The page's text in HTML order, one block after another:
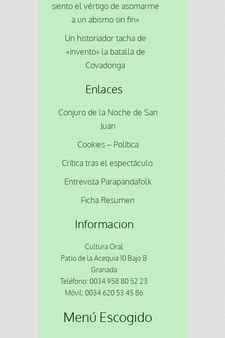
siento el vértigo de asomarme
a un abismo sin fin»
Un historiador tacha de
«invento» la batalla de
Covadonga
Enlaces
Conjuro de la Noche de San
Juan
Cookies – Política
Crítica tras el espectáculo.
Entrevista Parapandafolk
Ficha Resumen
Informacion
Cultura Oral
Patio de la Acequia 10 Bajo B
Granada
Teléfono: 0034 958 80 52 23
Móvil: 0034 620 53 45 86
Menú Escogido